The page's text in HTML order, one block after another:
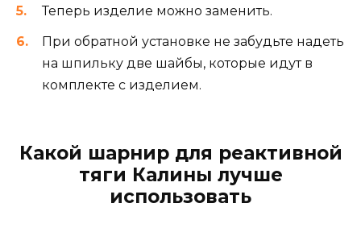
Теперь изделие можно заменить.
При обратной установке не забудьте надеть
на шпильку две шайбы, которые идут в
комплекте с изделием.
Какой шарнир для реактивной
тяги Калины лучше
использовать